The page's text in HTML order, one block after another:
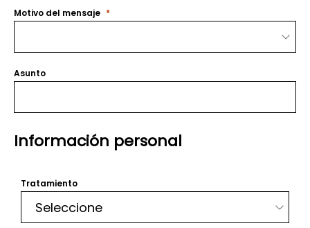
Motivo del mensaje
Asunto
Información personal
Tratamiento